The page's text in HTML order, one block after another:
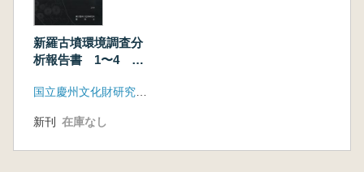
新羅古墳環境調査分
析報告書 1〜4 全
新刊 在庫なし